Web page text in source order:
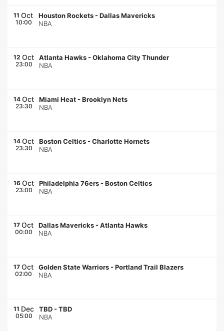
11 Oct
10:00
Houston Rockets -Dallas Mavericks
NBA
12 Oct
23:00
Atlanta Hawks -Oklahoma City Thunder
NBA
14 Oct
23:30
Miami Heat -Brooklyn Nets
NBA
14 Oct
23:30
Boston Celtics -Charlotte Hornets
NBA
16 Oct
23:00
Philadelphia 76ers -Boston Celtics
NBA
17 Oct
00:00
Dallas Mavericks -Atlanta Hawks
NBA
17 Oct
02:00
Golden State Warriors -Portland Trail Blazers
NBA
11 Dec
05:00
TBD -TBD
NBA